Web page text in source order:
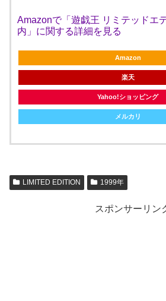
Amazonで「遊戯王 リミテッドエ
内」に関する詳細を見る
Amazon
楽天
Yahoo!ショッピング
メルカリ
LIMITED EDITION 1999年
スポンサーリン